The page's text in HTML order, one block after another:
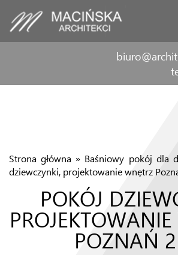
Strona główna » Baśniowy pokój dla
dziewczynki, projektowanie wnętrz
POKÓJ
POZNAŃ 2